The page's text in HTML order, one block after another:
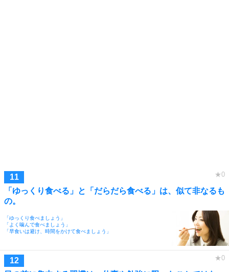
「ゆっくり食べる」と「だらだら食べる」は、似て非なるも
の。
「ゆっくり食べましょう」
「よく噛んで食べましょう」
「早食いは避け、時間をかけて食べましょう」